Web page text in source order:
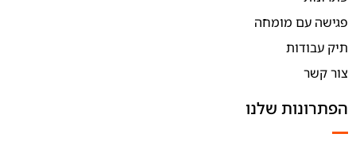
פגישה עם מומחה
תיק עבודות
צור קשר
הפתרונות שלנו